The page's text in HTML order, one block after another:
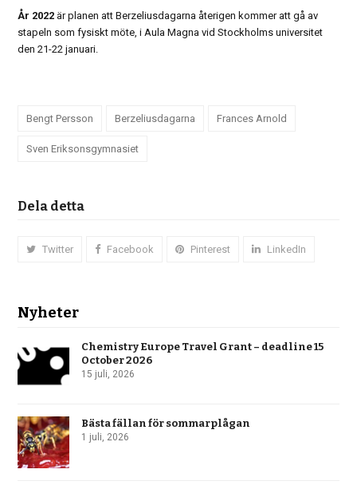
År 2022 är planen att Berzeliusdagarna återigen kommer att gå av
stapeln som fysiskt möte, i Aula Magna vid Stockholms universitet
den 21-22 januari.
Bengt Persson Berzeliusdagarna Frances Arnold
Sven Eriksonsgymnasiet
Dela detta
Twitter Facebook Pinterest LinkedIn
Nyheter
Chemistry Europe Travel Grant – deadline 15
October 2026
15 juli, 2026
Bästa fällan för sommarplågan
1 juli, 2026